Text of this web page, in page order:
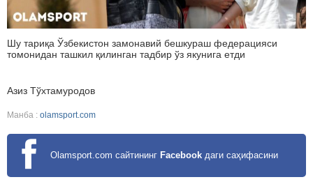
Шу тариқа Ўзбекистон замонавий бешкураш федерацияси
томонидан ташкил қилинган тадбир ўз якунига етди
Азиз Тўхтамуродов
Манба : olamsport.com
Olamsport.com сайтининг Facebook даги саҳифасини